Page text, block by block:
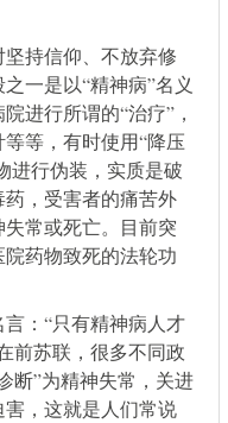
持信仰、不放弃修
一是以“精神病”名义
进行所谓的“治疗”，
等，有时使用“降压
进行伪装，实质是破
，受害者的痛苦外
常或死亡。目前突
药物致死的法轮功
：“只有精神病人才
前苏联，很多不同政
断”为精神失常，关进
，这就是人们常说